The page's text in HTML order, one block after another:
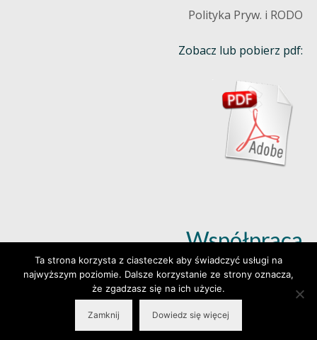
Polityka Pryw. i RODO
Zobacz lub pobierz pdf:
Współpraca
Dowiedz się więcej (klik)
© 2026 Wylepianki - Made by: www.prosteWWW.pl
Ta strona korzysta z ciasteczek aby świadczyć usługi na
najwyższym poziomie. Dalsze korzystanie ze strony oznacza,
że zgadzasz się na ich użycie.
Zamknij Dowiedz się więcej